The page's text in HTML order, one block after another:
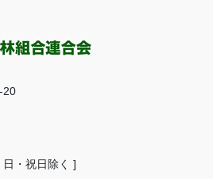
20
・祝日除く ]